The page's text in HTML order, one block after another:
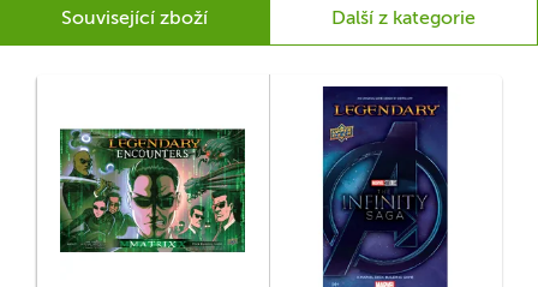
Související zboží Další z kategorie